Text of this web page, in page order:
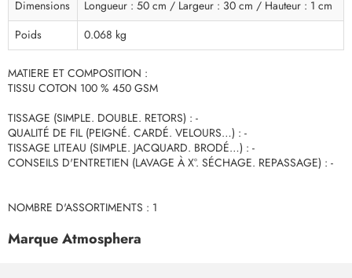
Dimensions
Longueur : 50 cm / Largeur : 30 cm / Hauteur : 1 cm
Poids
0.068 kg
MATIERE ET COMPOSITION :
TISSU COTON 100 % 450 GSM
TISSAGE (SIMPLE. DOUBLE. RETORS) : -
QUALITÉ DE FIL (PEIGNÉ. CARDÉ. VELOURS…) : -
TISSAGE LITEAU (SIMPLE. JACQUARD. BRODÉ…) : -
CONSEILS D'ENTRETIEN (LAVAGE À X°. SÉCHAGE. REPASSAGE) : -
NOMBRE D'ASSORTIMENTS : 1
Marque Atmosphera